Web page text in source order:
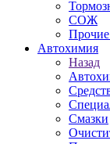
СОЖ
Автохимия
Назад
Смазки